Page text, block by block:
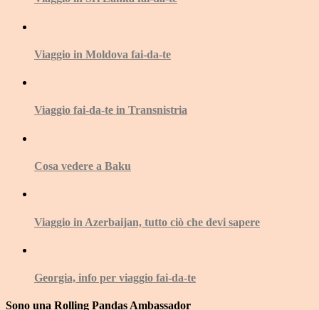
Viaggio in Moldova fai-da-te
Viaggio fai-da-te in Transnistria
Cosa vedere a Baku
Viaggio in Azerbaijan, tutto ciò che devi sapere
Georgia, info per viaggio fai-da-te
Sono una Rolling Pandas Ambassador